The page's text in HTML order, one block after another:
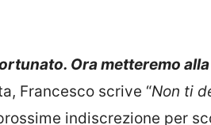
Ora metteremo
Francesco scrive “Non ti
indiscrezione per